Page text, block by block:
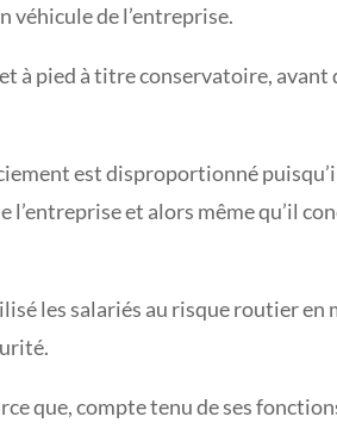
véhicule de l’entreprise.
à pied à titre conservatoire, avant
est disproportionné
l’entreprise et alors même qu’il
les salariés au risque routier en
que, compte tenu de ses